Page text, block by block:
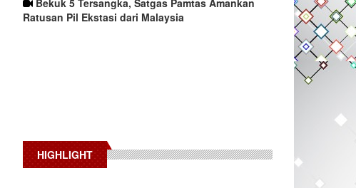
Ratusan Pil Ekstasi dari Malaysia
HIGHLIGHT